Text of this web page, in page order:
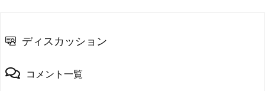
ディスカッション
コメント一覧